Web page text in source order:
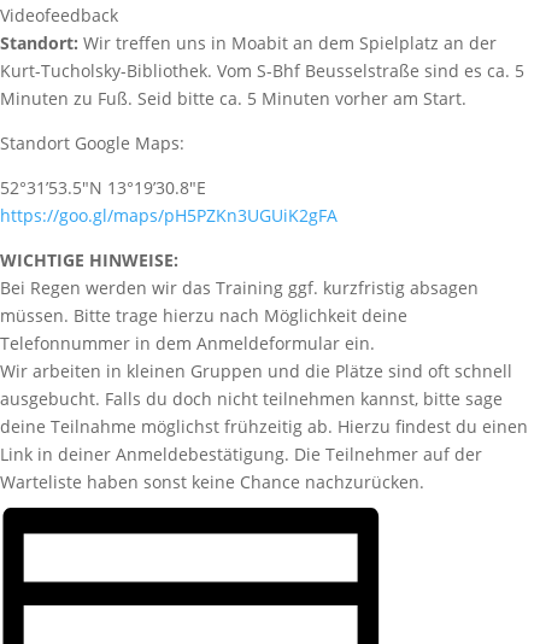
Videofeedback
Standort: Wir treffen uns in Moabit an dem Spielplatz an der
Kurt-Tucholsky-Bibliothek. Vom S-Bhf Beusselstraße sind es ca. 5
Minuten zu Fuß. Seid bitte ca. 5 Minuten vorher am Start.
Standort Google Maps:
52°31’53.5″N 13°19’30.8″E
https://goo.gl/maps/pH5PZKn3UGUiK2gFA
WICHTIGE HINWEISE:
Bei Regen werden wir das Training ggf. kurzfristig absagen
müssen. Bitte trage hierzu nach Möglichkeit deine
Telefonnummer in dem Anmeldeformular ein.
Wir arbeiten in kleinen Gruppen und die Plätze sind oft schnell
ausgebucht. Falls du doch nicht teilnehmen kannst, bitte sage
deine Teilnahme möglichst frühzeitig ab. Hierzu findest du einen
Link in deiner Anmeldebestätigung. Die Teilnehmer auf der
Warteliste haben sonst keine Chance nachzurücken.